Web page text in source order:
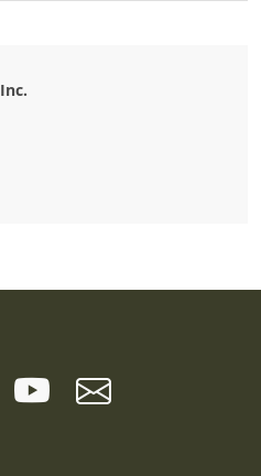
RANGE s.r.o. -